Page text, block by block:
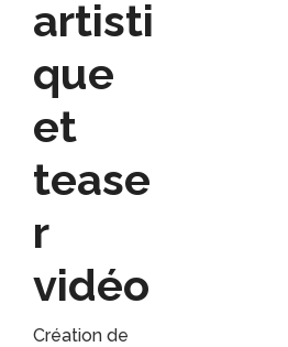
artisti
que
et
tease
r
vidéo
Création de